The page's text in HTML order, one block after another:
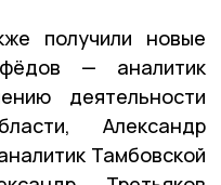
получили новые
— аналитик
деятельности
Александр
Тамбовской